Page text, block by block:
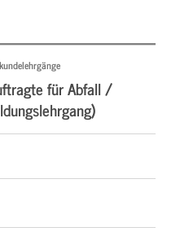
für Abfall /